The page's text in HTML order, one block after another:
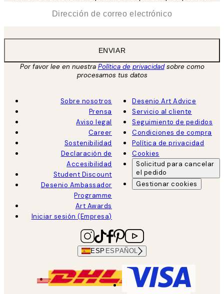
ENVIAR
Por favor lee en nuestra Política de privacidadsobre como
procesamos tus datos
Sobre nosotros
Prensa
Aviso legal
Career
Sostenibilidad
Declaración de
Accesibilidad
Student Discount
Desenio Ambassador
Programme
Art Awards
Iniciar sesión (Empresa)
Desenio Art Advice
Servicio al cliente
Seguimiento de pedidos
Condiciones de compra
Política de privacidad
Cookies
Solicitud para cancelar
el pedido
Gestionar cookies
ESP ESPAÑOL